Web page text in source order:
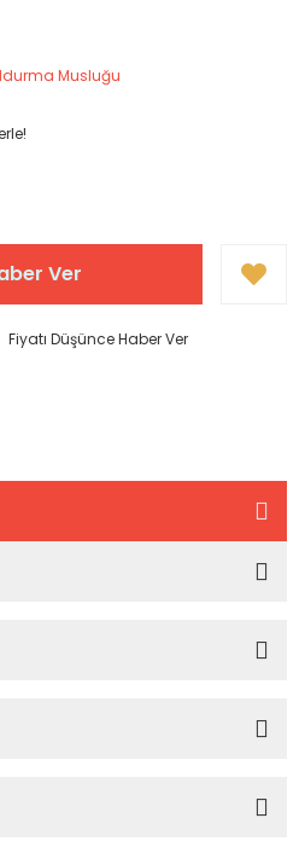
Musluğu
Ver
Fiyatı Düşünce Haber Ver